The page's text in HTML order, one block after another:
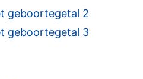
geboortegetal 2
geboortegetal 3